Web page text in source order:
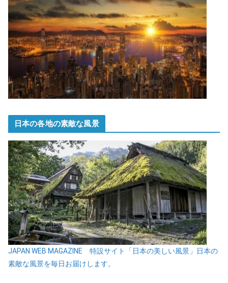
日本の各地の素敵な風景
JAPAN WEB MAGAZINE 特設サイト「日本の美しい風景」日本の
素敵な風景を毎日お届けします。